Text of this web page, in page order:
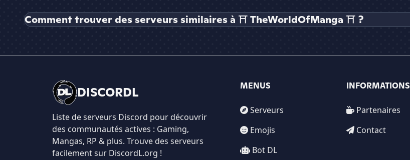
Comment trouver des serveurs similaires à ⛩ TheWorldOfManga ⛩ ?
DISCORDL
Liste de serveurs Discord pour découvrir
des communautés actives : Gaming,
Mangas, RP & plus. Trouve des serveurs
facilement sur DiscordL.org !
MENUS
Serveurs
Emojis
Bot DL
INFORMATIONS
Partenaires
Contact